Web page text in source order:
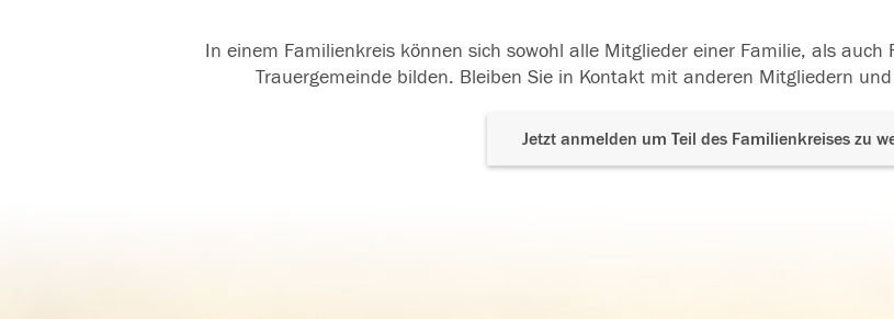
In einem Familienkreis können sich sowohl alle Mitglieder einer Familie, als
Trauergemeinde bilden. Bleiben Sie in Kontakt mit anderen Mitgliedern
Jetzt anmelden um Teil des Familienkreises zu